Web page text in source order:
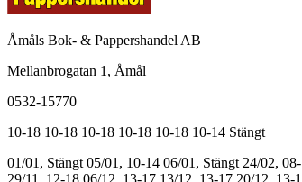
Åmåls Bok- & Pappershandel AB
Mellanbrogatan 1, Åmål
0532-15770
10-18 10-18 10-18 10-18 10-18 10-14 Stängt
01/01, Stängt 05/01, 10-14 06/01, Stängt 24/02,
29/11, 12-18 06/12, 13-17 13/12, 13-17 20/12, 13-